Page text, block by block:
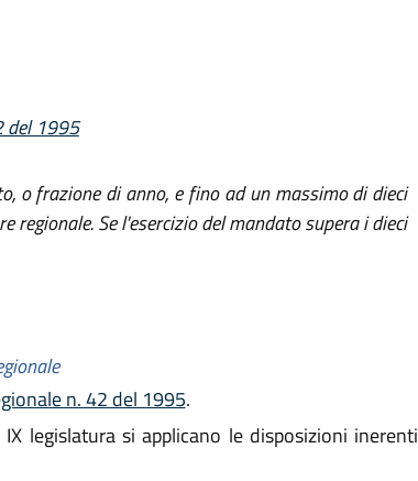
del 1995
o frazione di anno, e fino ad un massimo di dieci
Se l'esercizio del mandato supera i dieci
n. 42 del 1995.
legislatura si applicano le disposizioni inerenti